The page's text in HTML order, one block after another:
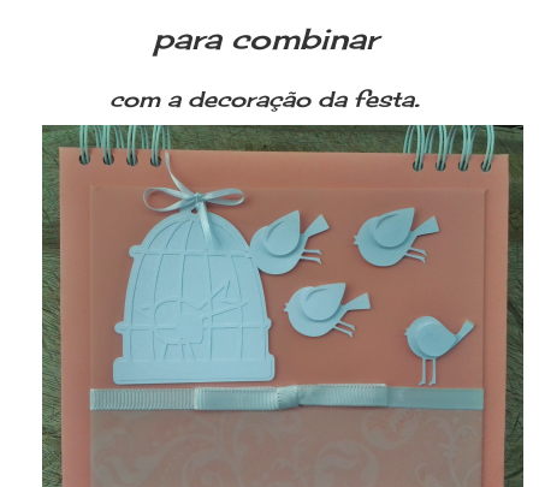
para combinar
com a decoração da festa.